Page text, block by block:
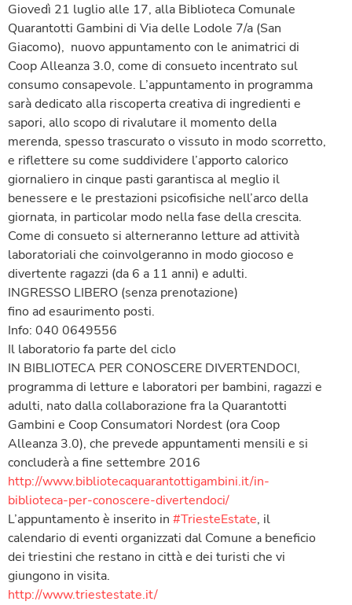
Giovedì 21 luglio alle 17, alla Biblioteca Comunale
Quarantotti Gambini di Via delle Lodole 7/a (San
Giacomo), nuovo appuntamento con le animatrici di
Coop Alleanza 3.0, come di consueto incentrato sul
consumo consapevole. L’appuntamento in programma
sarà dedicato alla riscoperta creativa di ingredienti e
sapori, allo scopo di rivalutare il momento della
merenda, spesso trascurato o vissuto in modo scorretto,
e riflettere su come suddividere l’apporto calorico
giornaliero in cinque pasti garantisca al meglio il
benessere e le prestazioni psicofisiche nell’arco della
giornata, in particolar modo nella fase della crescita.
Come di consueto si alterneranno letture ad attività
laboratoriali che coinvolgeranno in modo giocoso e
divertente ragazzi (da 6 a 11 anni) e adulti.
INGRESSO LIBERO (senza prenotazione)
fino ad esaurimento posti.
Info: 040 0649556
Il laboratorio fa parte del ciclo
IN BIBLIOTECA PER CONOSCERE DIVERTENDOCI,
programma di letture e laboratori per bambini, ragazzi e
adulti, nato dalla collaborazione fra la Quarantotti
Gambini e Coop Consumatori Nordest (ora Coop
Alleanza 3.0), che prevede appuntamenti mensili e si
concluderà a fine settembre 2016
http://www.bibliotecaquarantottigambini.it/in-
biblioteca-per-conoscere-divertendoci/
L’appuntamento è inserito in #TriesteEstate, il
calendario di eventi organizzati dal Comune a beneficio
dei triestini che restano in città e dei turisti che vi
giungono in visita.
http://www.triestestate.it/